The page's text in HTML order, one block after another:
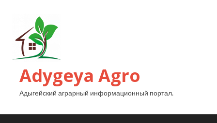
Adygeya Agro
Адыгейский аграрный информационный портал.